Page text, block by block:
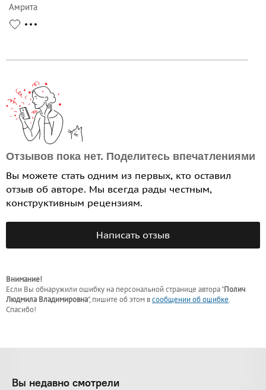
Амрита
Отзывов пока нет. Поделитесь впечатлениями
Вы можете стать одним из первых, кто оставил
отзыв об авторе. Мы всегда рады честным,
конструктивным рецензиям.
Написать отзыв
Внимание!
Если Вы обнаружили ошибку на персональной странице автора "Полич
Людмила Владимировна", пишите об этом всообщении об ошибке.
Спасибо!
Вы недавно смотрели